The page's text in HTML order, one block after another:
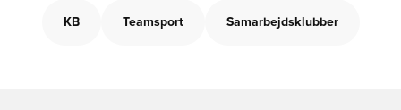
KB Teamsport Samarbejdsklubber